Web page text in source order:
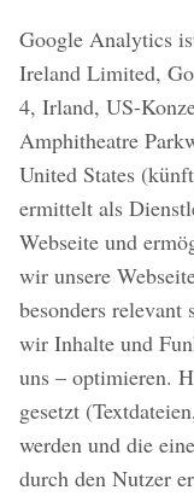
Google Analytics
Ireland Limited,
4, Irland, US-
Amphitheatre
United States
ermittelt als
Webseite und
wir unsere
besonders
wir Inhalte und
uns – optimieren.
gesetzt
werden und die
durch den Nutzer